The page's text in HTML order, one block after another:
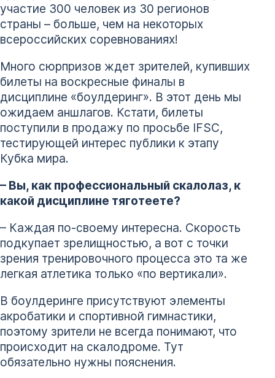
участие 300 человек из 30 регионов
страны – больше, чем на некоторых
всероссийских соревнованиях!
Много сюрпризов ждет зрителей, купивших
билеты на воскресные финалы в
дисциплине «боулдеринг». В этот день мы
ожидаем аншлагов. Кстати, билеты
поступили в продажу по просьбе IFSC,
тестирующей интерес публики к этапу
Кубка мира.
– Вы, как профессиональный скалолаз, к
какой дисциплине тяготеете?
– Каждая по-своему интересна. Скорость
подкупает зрелищностью, а вот с точки
зрения тренировочного процесса это та же
легкая атлетика только «по вертикали».
В боулдеринге присутствуют элементы
акробатики и спортивной гимнастики,
поэтому зрители не всегда понимают, что
происходит на скалодроме. Тут
обязательно нужны пояснения.